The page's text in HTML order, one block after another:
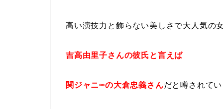
高い演技力と飾らない美しさで大人気の
吉高由里子さんの彼氏と言えば
関ジャニ∞の大倉忠義さんだと噂されて